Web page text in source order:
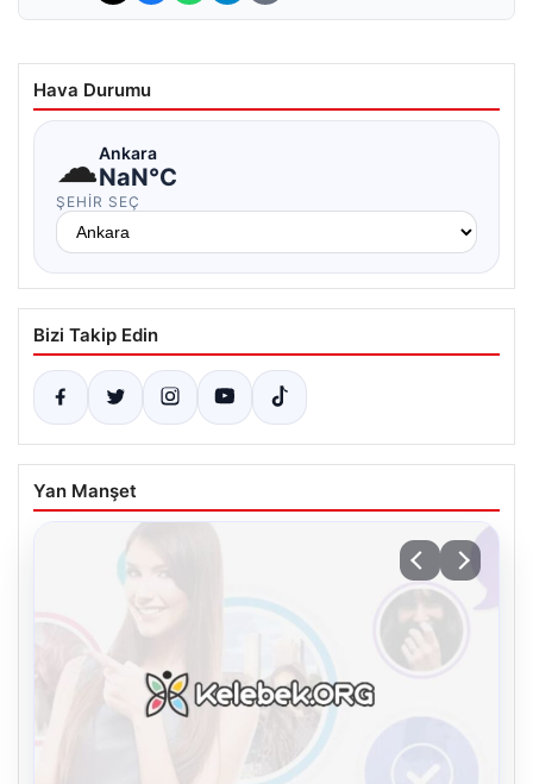
Hava Durumu
☁Ankara
NaN°C
ŞEHIR SEÇ
Bizi Takip Edin
Yan Manşet